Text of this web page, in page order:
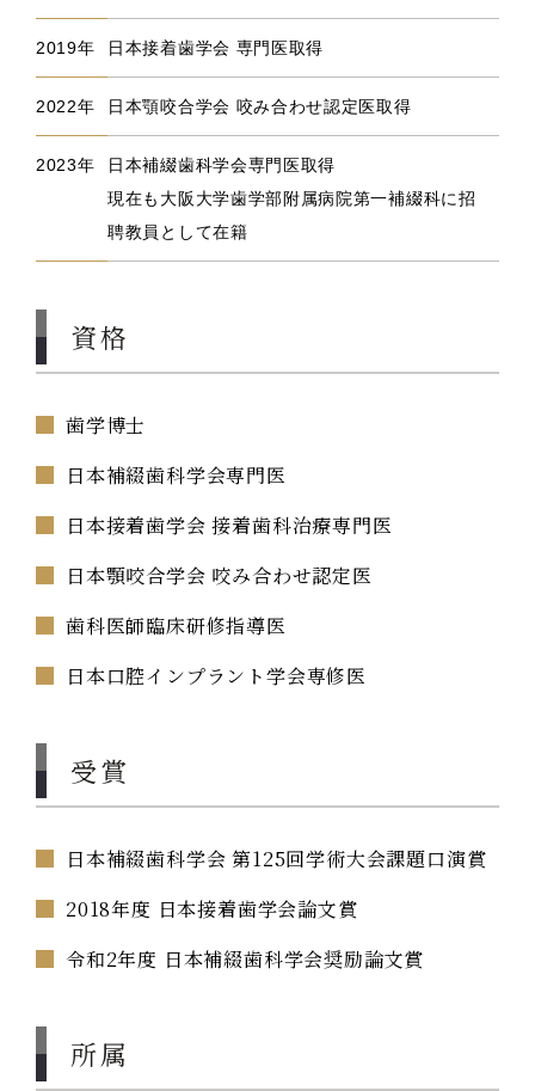
2019年 日本接着歯学会 専門医取得
2022年 日本顎咬合学会 咬み合わせ認定医取得
2023年
日本補綴歯科学会専門医取得
現在も大阪大学歯学部附属病院第一補綴科に招
聘教員として在籍
資格
歯学博士
日本補綴歯科学会専門医
日本接着歯学会 接着歯科治療専門医
日本顎咬合学会 咬み合わせ認定医
歯科医師臨床研修指導医
日本口腔インプラント学会専修医
受賞
日本補綴歯科学会 第125回学術大会課題口演賞
2018年度 日本接着歯学会論文賞
令和2年度 日本補綴歯科学会奨励論文賞
所属